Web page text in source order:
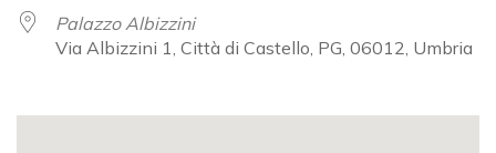
Palazzo Albizzini
Via Albizzini 1, Città di Castello, PG, 06012, Umbria